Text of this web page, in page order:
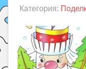
Уроки
Праздники
Психология
Категория: